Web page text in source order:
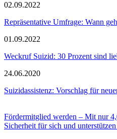
02.09.2022
Repräsentative Umfrage: Wann
01.09.2022
Weckruf Suizid: 30 Prozent sind
24.06.2020
Suizidassistenz: Vorschlag für
Fördermitglied werden – Mit nur
Sicherheit für sich und